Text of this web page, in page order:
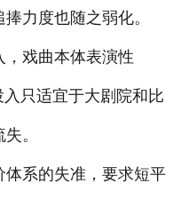
力度也随之弱化。
戏曲本体表演性
只适宜于大剧院和比
。
系的失准，要求短平